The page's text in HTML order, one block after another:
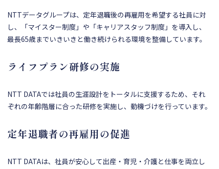
NTTデータグループは、定年退職後の再雇用を希望する社員に対
し、「マイスター制度」や「キャリアスタッフ制度」を導入し、
最長65歳までいきいきと働き続けられる環境を整備しています。
ライフプラン研修の実施
NTT DATAでは社員の生涯設計をトータルに支援するため、それ
ぞれの年齢階層に合った研修を実施し、動機づけを行っています。
定年退職者の再雇用の促進
NTT DATAは、社員が安心して出産・育児・介護と仕事を両立し